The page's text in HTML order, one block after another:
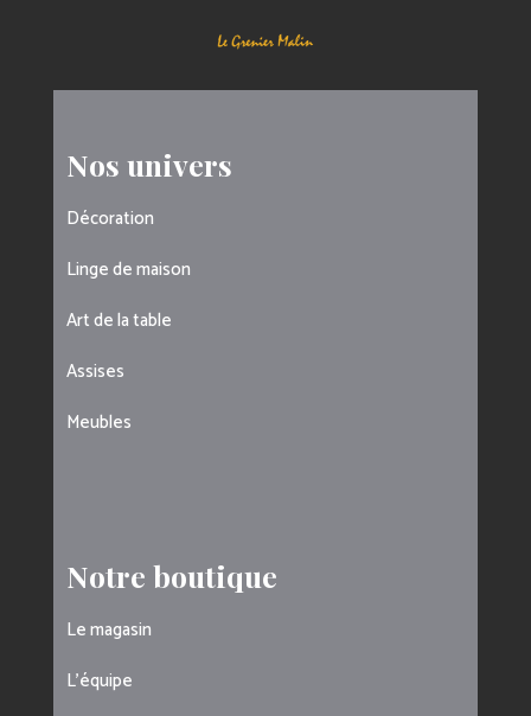
Nos univers
Décoration
Linge de maison
Art de la table
Assises
Meubles
Notre boutique
Le magasin
L’équipe